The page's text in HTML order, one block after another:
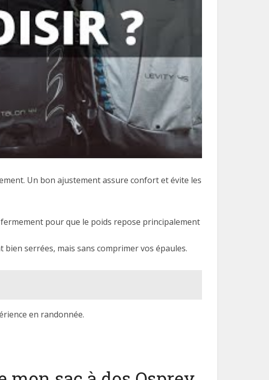
Un bon ajustement assure confort et évite les
pour que le poids repose principalement
bien serrées, mais sans comprimer vos épaules.
en randonnée.